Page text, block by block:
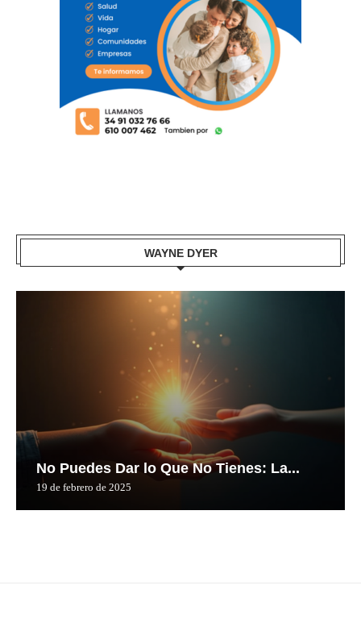
WAYNE DYER
No Puedes Dar lo Que No Tienes: La...
19 de febrero de 2025